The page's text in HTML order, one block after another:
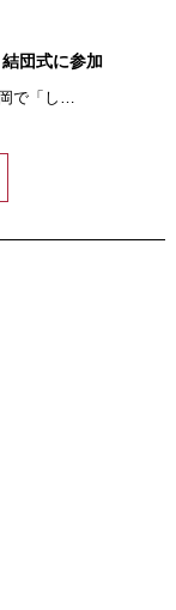
団式に参加
で「し…